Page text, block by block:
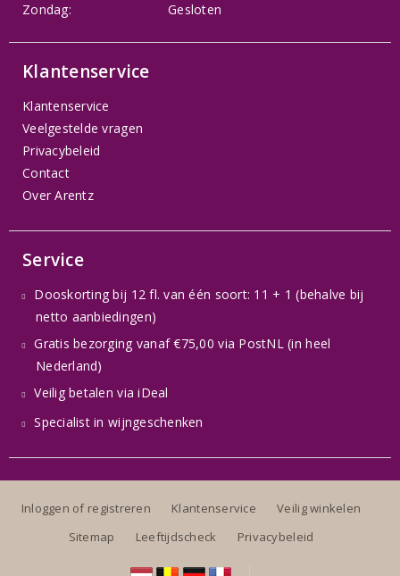
Zondag:
Gesloten
Klantenservice
Klantenservice
Veelgestelde vragen
Privacybeleid
Contact
Over Arentz
Service
Dooskorting bij 12 fl. van één soort: 11 + 1 (behalve bij
netto aanbiedingen)
Gratis bezorging vanaf €75,00 via PostNL (in heel
Nederland)
Veilig betalen via iDeal
Specialist in wijngeschenken
Inloggen of registreren Klantenservice
Veilig winkelen
Sitemap
Leeftijdscheck Privacybeleid